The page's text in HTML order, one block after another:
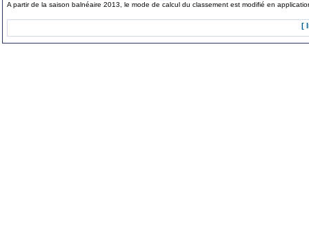
A partir de la saison balnéaire 2013, le mode de calcul du classement est modifié en
[